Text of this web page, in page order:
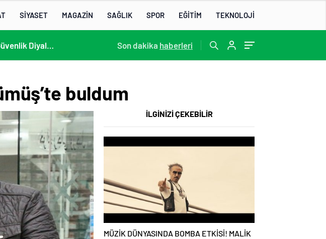
SİYASET MAGAZİN SAĞLIK SPOR EĞİTİM TEKNOLOJİ
13. AB-Orta Asya Yüksek Düzeyli Siyasi ve Güvenlik Diyaloğuna Katılım 13:22 /
Son dakika haberleri
buldum
İLGİNİZİ ÇEKEBİLİR
MÜZİK DÜNYASINDA BOMBA ETKİSİ! MALİK